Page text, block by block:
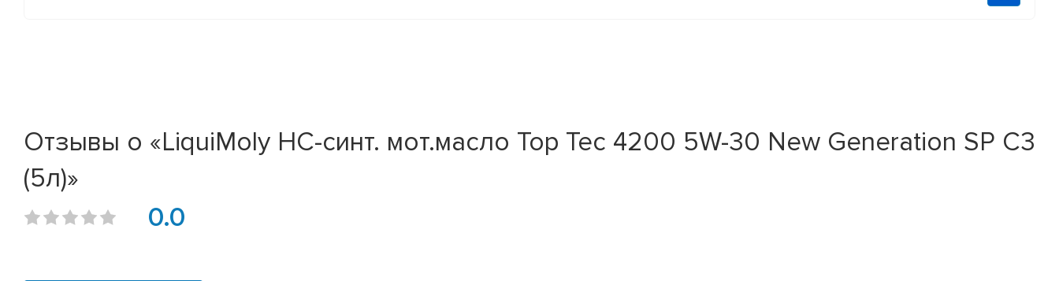
Отзывы о «LiquiMoly НС-синт. мот.масло Top Tec 4200 5W-30 New Generation SP C3
(5л)»
0.0